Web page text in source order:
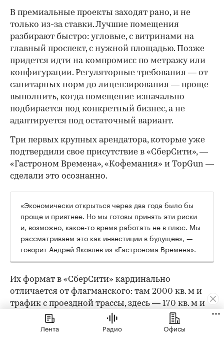
В премиальные проекты заходят рано, и не
только из-за ставки. Лучшие помещения
разбирают быстро: угловые, с витринами на
главный проспект, с нужной площадью. Позже
придется идти на компромисс по метражу или
конфигурации. Регуляторные требования — от
санитарных норм до лицензирования — проще
выполнить, когда помещение изначально
подбирается под конкретный бизнес, а не
адаптируется под остаточный вариант.
Три первых крупных арендатора, которые уже
подтвердили свое присутствие в «СберСити», —
«Гастроном Времена», «Кофемания» и TopGun —
сделали это осознанно.
«Экономически открыться через два года было бы
проще и приятнее. Но мы готовы принять эти риски
и, возможно, какое-то время работать не в плюс. Мы
рассматриваем это как инвестиции в будущее», —
говорит Андрей Яковлев из «Гастронома Времена».
Их формат в «СберСити» кардинально
отличается от флагманского: там 2000 кв. м и
трафик с проездной трассы, здесь — 170 кв. м и
другая поведенческая модель. «Во флагмане
люди специально едут за большой корзиной.
Лента Радио Офисы